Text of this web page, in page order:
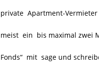
private Apartment-
meist ein bis maximal zwei
Fonds“ mit sage und